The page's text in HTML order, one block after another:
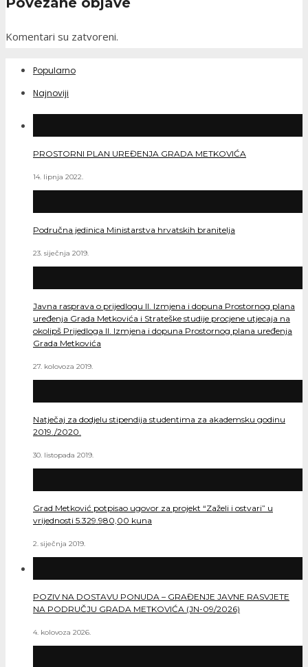
Komentari su zatvoreni.
Popularno
Najnoviji
PROSTORNI PLAN UREĐENJA GRADA METKOVIĆA
14. lipnja 2022.
Područna jedinica Ministarstva hrvatskih branitelja
23. siječnja 2019.
Javna rasprava o prijedlogu II. Izmjena i dopuna Prostornog plana
uređenja Grada Metkovića i Strateške studije procjene utjecaja na
okolipš Prijedloga II. Izmjena i dopuna Prostornog plana uređenja
Grada Metkovića
27. kolovoza 2019.
Natječaj za dodjelu stipendija studentima za akademsku godinu
2019./2020.
30. listopada 2019.
Grad Metković potpisao ugovor za projekt “Zaželi i ostvari” u
vrijednosti 5.329.980,00 kuna
2. siječnja 2019.
POZIV NA DOSTAVU PONUDA – GRAĐENJE JAVNE RASVJETE
NA PODRUČJU GRADA METKOVIĆA (JN-09/2026)
4. kolovoza 2026.